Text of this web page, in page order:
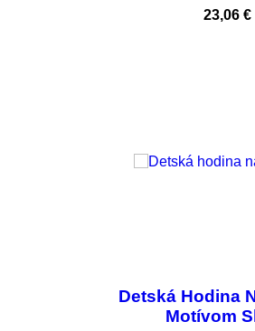
Cena
23,06 €
Detská Hodina
Motívom